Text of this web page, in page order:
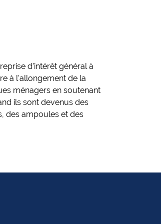
d'intérêt général à
à l'allongement de la
ménagers en soutenant
ils sont devenus des
des ampoules et des